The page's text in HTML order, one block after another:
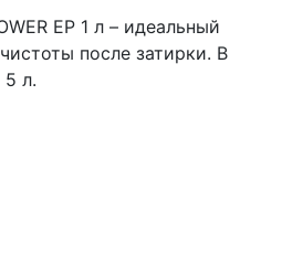
EP 1 л – идеальный
после затирки. В
л.